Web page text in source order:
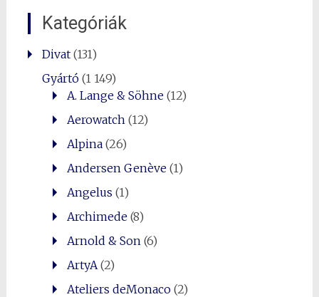
Kategóriák
Divat(131)
Gyártó(1 149)
A. Lange & Söhne(12)
Aerowatch (12)
Alpina(26)
Andersen Genève(1)
Angelus (1)
Archimede(8)
Arnold & Son (6)
ArtyA (2)
Ateliers deMonaco(2)